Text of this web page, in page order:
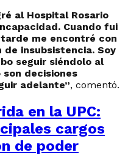
al Hospital Rosario
Cuando fui
me encontré con
insubsistencia. Soy
seguir siéndolo al
son decisiones
adelante”, comentó.
en la UPC:
cargos
de poder